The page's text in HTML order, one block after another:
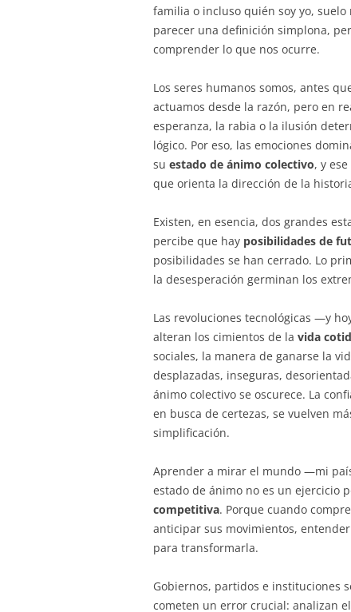
familia o incluso quién soy yo,
parecer una definición simplona,
comprender lo que nos ocurre.
Los seres humanos somos, antes
actuamos desde la razón, pero en
esperanza, la rabia o la ilusión
lógico. Por eso, las emociones
su estado de ánimo colectivo, y
que orienta la dirección de la
Existen, en esencia, dos grandes
percibe que hay posibilidades de
posibilidades se han cerrado. Lo
la desesperación germinan los
Las revoluciones tecnológicas —y
alteran los cimientos de la vida
sociales, la manera de ganarse la
desplazadas, inseguras,
ánimo colectivo se oscurece. La
en busca de certezas, se vuelven
simplificación.
Aprender a mirar el mundo —mi
estado de ánimo no es un ejercicio
competitiva. Porque cuando
anticipar sus movimientos,
para transformarla.
Gobiernos, partidos e instituciones
cometen un error crucial: analizan